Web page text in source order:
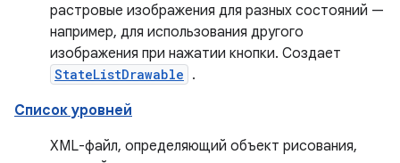
растровые изображения для разных состояний —
например, для использования другого
изображения при нажатии кнопки. Создает
StateListDrawable .
Список уровней
XML-файл, определяющий объект рисования,